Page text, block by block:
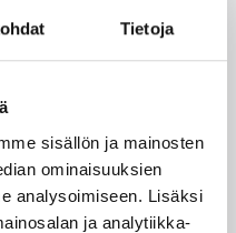
Tietoja
sisällön ja mainosten
ominaisuuksien
analysoimiseen. Lisäksi
ja analytiikka-
alkaa